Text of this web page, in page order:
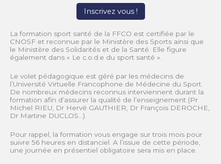
Inscrivez vous !
La formation sport santé de la FFCO est certifiée par le
CNOSF et reconnue par le Ministère des Sports ainsi que
le Ministère des Solidarités et de la Santé. Elle figure
également dans « Le c.o.d.e du sport santé ».
Le volet pédagogique est géré par les médecins de
l’Université Virtuelle Francophone de Médecine du Sport.
De nombreux médecins reconnus interviennent durant la
formation afin d’assurer la qualité de l’enseignement (Pr
Michel RIEU, Dr Hervé GAUTHIER, Dr François DEROCHE,
Dr Martine DUCLOS…).
Pour rappel, la formation vous engage sur trois mois pour
suivre 56 heures en distanciel. A l’issue de cette période,
une journée en présentiel obligatoire sera mis en place.